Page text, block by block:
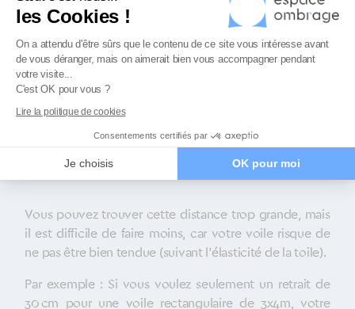
les Cookies !
Plateforme de Gestion du
On a attendu d'être sûrs que le contenu de ce site vous intéresse avant
de vous déranger, mais on aimerait bien vous accompagner pendant
votre visite...
C'est OK pour vous ?
Lire la politique de cookies
Consentements certifiés par
Je choisis OK pour moi
Axeptio consent
Pourquoi utiliser des systèmes
de tension ?
Vous pouvez trouver cette distance trop grande, mais
il est difficile de faire moins, car votre voile risque de
ne pas être bien tendue (suivant l’élasticité de la toile).
Par exemple : Si vous voulez seulement un retrait de
30 cm pour une voile rectangulaire de 3x4m, votre